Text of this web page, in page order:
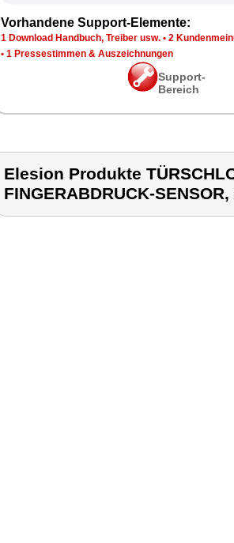
Vorhandene Support-Elemente:
1 Download Handbuch, Treiber usw. • 2
• 1 Pressestimmen & Auszeichnungen
Support-
Bereich
Elesion Produkte
FINGERABDRUCK-